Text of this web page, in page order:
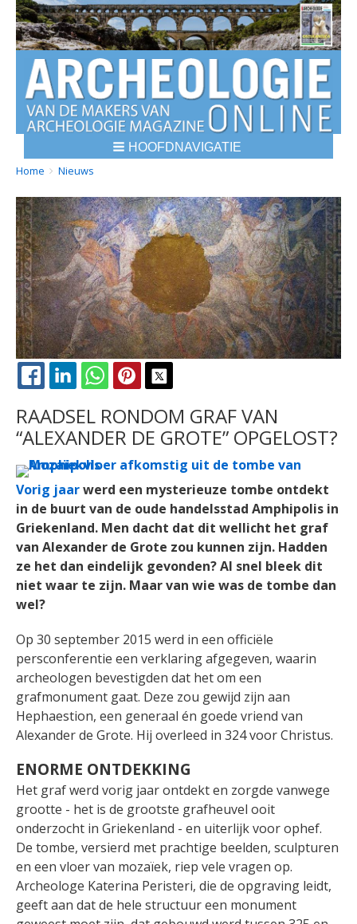
HOOFDNAVIGATIE
BREADCRUMBS
YOU
HERE:
Home Nieuws
FACEBOOK
LINKEDINWHATSAPPPINTEREST
RAADSEL RONDOM GRAF VAN
“ALEXANDER DE GROTE” OPGELOST?
Vorig jaarwerd een mysterieuze tombe ontdekt
in de buurt van de oude handelsstad Amphipolis in
Griekenland. Men dacht dat dit wellicht het graf
van Alexander de Grote zou kunnen zijn. Hadden
ze het dan eindelijk gevonden? Al snel bleek dit
niet waar te zijn. Maar van wie was de tombe dan
wel?
Op 30 september 2015 werd in een officiële
persconferentie een verklaring afgegeven, waarin
archeologen bevestigden dat het om een
grafmonument gaat. Deze zou gewijd zijn aan
Hephaestion, een generaal én goede vriend van
Alexander de Grote. Hij overleed in 324 voor Christus.
ENORME ONTDEKKING
Het graf werd vorig jaar ontdekt en zorgde vanwege
grootte - het is de grootste grafheuvel ooit
onderzocht in Griekenland - en uiterlijk voor ophef.
De tombe, versierd met prachtige beelden, sculpturen
en een vloer van mozaïek, riep vele vragen op.
Archeologe Katerina Peristeri, die de opgraving leidt,
geeft aan dat de hele structuur een monument